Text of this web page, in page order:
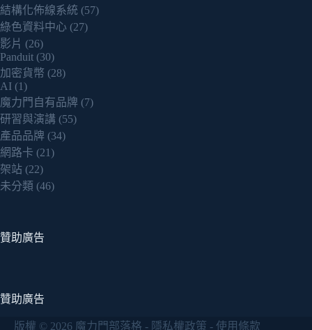
結構化佈線系統 (57)
綠色資料中心 (27)
影片 (26)
Panduit (30)
加密貨幣 (28)
AI (1)
魔力門自有品牌 (7)
研習與演講 (55)
產品品牌 (34)
網路卡 (21)
架站 (22)
未分類 (46)
贊助廣告
贊助廣告
版權 © 2026 魔力門部落格 - 隱私權政策 -使用條款